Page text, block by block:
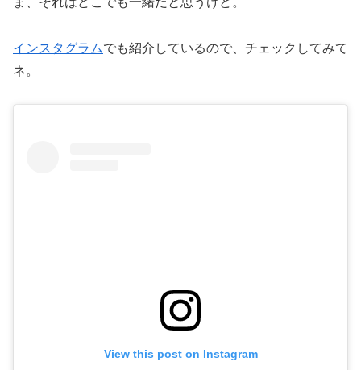
インスタグラムでも紹介しているので、チェックしてみて
ネ。
View this post on Instagram